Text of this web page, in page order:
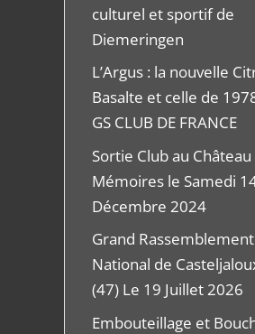
culturel et sportif de
Diemeringen
L’Argus : la nouvelle
Basalte et celle de
GS CLUB DE FRANCE
Sortie Club au Château
Mémoires le Samedi
Décembre 2024
Grand Rassemblement
National de
(47) Le 19 Juillet 2026
Embouteillage et